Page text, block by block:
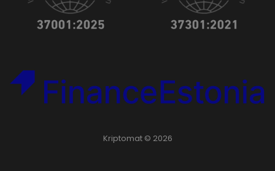
Kriptomat © 2026